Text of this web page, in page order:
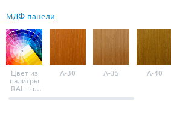
МДФ-панели
Цвет из
палитры
RAL - на
выбор
A-30 A-35 A-40